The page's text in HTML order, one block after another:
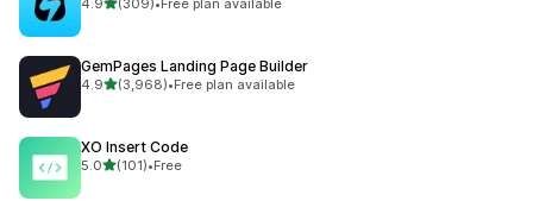
4.9 (309)
총 리뷰 309개
•Free plan available
GemPages Landing Page Builder
4.9별 5개 중
(3,968)
총 리뷰 3968개
•Free plan available
XO Insert Code
5.0별 5개 중
(101)
총 리뷰 101개
•Free